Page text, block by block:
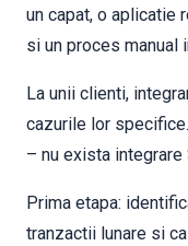
un capat, o aplicatie
si un proces manual
La unii clienti,
cazurile lor
– nu exista integrare
Prima etapa:
tranzactii lunare si